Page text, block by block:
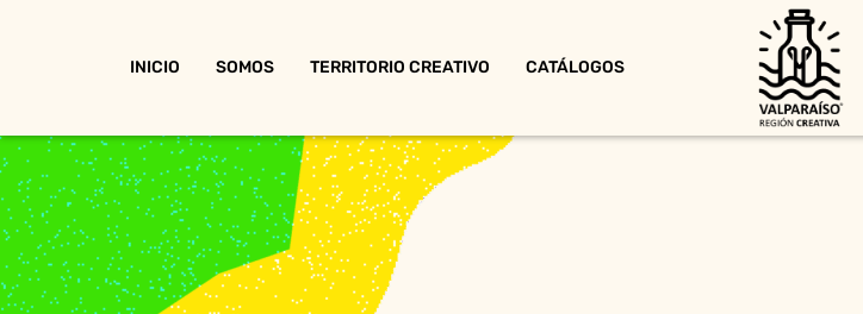
INICIO SOMOS TERRITORIO CREATIVO CATÁLOGOS